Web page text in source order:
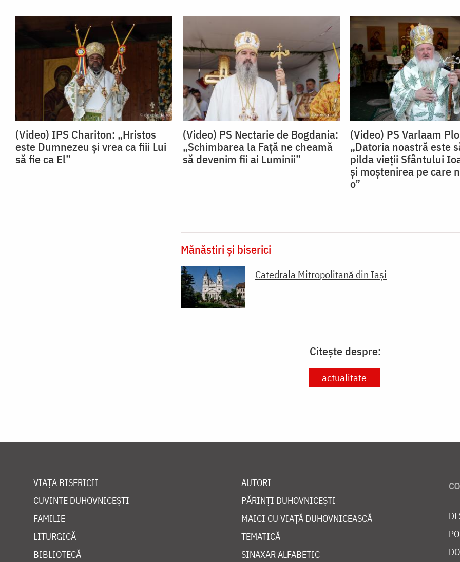
(Video) IPS Chariton: „Hristos
este Dumnezeu și vrea ca fiii Lui
să fie ca El”
(Video) PS Nectarie de Bogdania:
„Schimbarea la Față ne cheamă
să devenim fii ai Luminii”
(Video) PS Varlaam
„Datoria noastră este
pilda vieții Sfântului
și moștenirea pe care
o”
Mănăstiri și biserici
Catedrala Mitropolitană din Iaşi
Citește despre:
actualitate
VIAȚA BISERICII
CUVINTE DUHOVNICEȘTI
FAMILIE
LITURGICĂ
BIBLIOTECĂ
AUTORI
PĂRINȚI DUHOVNICEȘTI
MAICI CU VIAȚĂ DUHOVNICEASCĂ
TEMATICĂ
SINAXAR ALFABETIC